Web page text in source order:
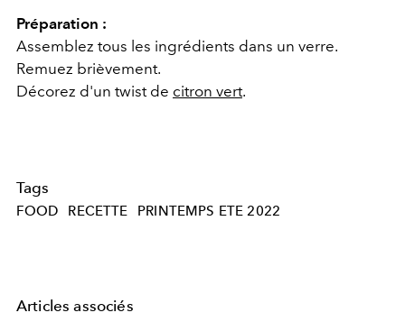
Préparation :
Assemblez tous les ingrédients dans un verre.
Remuez brièvement.
Décorez d'un twist de citron vert.
Tags
FOOD RECETTE PRINTEMPS ETE 2022
Articles associés